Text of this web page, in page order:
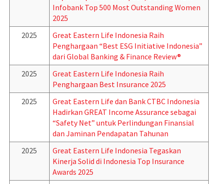
Infobank Top 500 Most Outstanding Women
2025
2025
Great Eastern Life Indonesia Raih
Penghargaan “Best ESG Initiative Indonesia”
dari Global Banking & Finance Review®
2025
Great Eastern Life Indonesia Raih
Penghargaan Best Insurance 2025
2025
Great Eastern Life dan Bank CTBC Indonesia
Hadirkan GREAT Income Assurance sebagai
“Safety Net” untuk Perlindungan Finansial
dan Jaminan Pendapatan Tahunan
2025
Great Eastern Life Indonesia Tegaskan
Kinerja Solid di Indonesia Top Insurance
Awards 2025